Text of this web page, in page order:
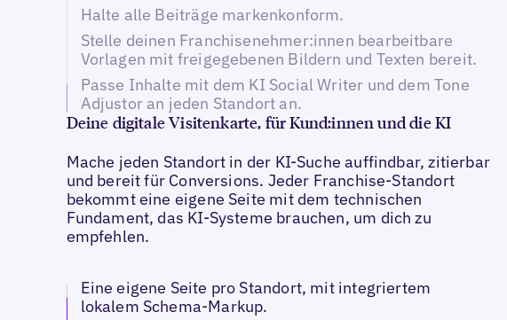
Halte alle Beiträge markenkonform.
Stelle deinen Franchisenehmer:innen bearbeitbare
Vorlagen mit freigegebenen Bildern und Texten bereit.
Passe Inhalte mit dem KI Social Writer und dem Tone
Adjustor an jeden Standort an.
Deine digitale Visitenkarte, für Kund:innen und die KI
Mache jeden Standort in der KI-Suche auffindbar, zitierbar
und bereit für Conversions. Jeder Franchise-Standort
bekommt eine eigene Seite mit dem technischen
Fundament, das KI-Systeme brauchen, um dich zu
empfehlen.
Eine eigene Seite pro Standort, mit integriertem
lokalem Schema-Markup.